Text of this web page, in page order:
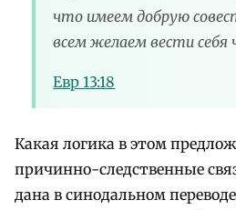
что имеем добрую
всем желаем вести себя
Евр 13:18
Какая логика в этом
причинно-следственные
дана в синодальном